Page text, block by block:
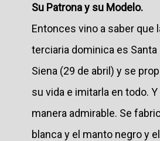
Su Patrona y su Modelo.
Entonces vino a saber que
terciaria dominica es Santa
Siena (29 de abril) y se
su vida e imitarla en todo.
manera admirable. Se
blanca y el manto negro y